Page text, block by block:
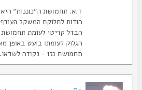
ד.א. תחמושת ה״כוננות״ היא
הודות לחלוקת המשקל העודף,
הבדל קריטי לעומת תחמושת
הגלוק לעומתו בועט באופן מאד
תחמושת כזו - נקודה לשדאו.